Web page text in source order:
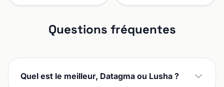
Questions fréquentes
Quel est le meilleur, Datagma ou Lusha ?